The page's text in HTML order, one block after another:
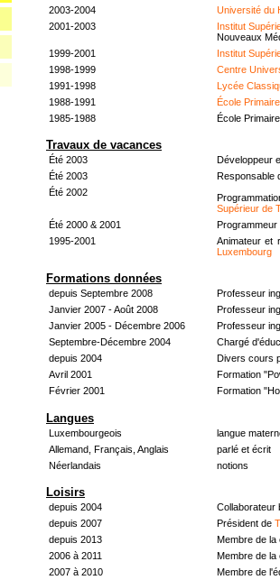
2003-2004
Université du
2001-2003
Institut
Nouveaux
1999-2001
Institut
1998-1999
Centre
1991-1998
Lycée
1988-1991
École
1985-1988
École
Travaux de vacances
Été 2003
Développeur
Été 2003
Responsable
Été 2002
Supérieur de
Été 2000 & 2001
Programmeur
1995-2001
Animateur et
Luxembourg
Formations données
depuis Septembre 2008
Professeur
Janvier 2007 - Août 2008
Professeur
Janvier 2005 - Décembre 2006
Professeur
Septembre-Décembre 2004
Chargé
depuis 2004
Divers cours
Avril 2001
Formation
Février 2001
Formation
Langues
Luxembourgeois
langue
Allemand, Français, Anglais
parlé et écrit
Néerlandais
notions
Loisirs
depuis 2004
Collaborateur
depuis 2007
Président de
depuis 2013
Membre de
2006 à 2011
Membre de
2007 à 2010
Membre de